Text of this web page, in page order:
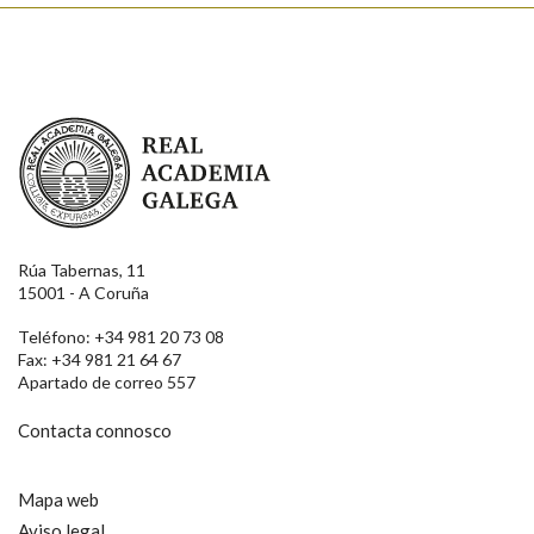
Real Academia Galega
Rúa Tabernas, 11
15001 - A Coruña
Teléfono: +34 981 20 73 08
Fax: +34 981 21 64 67
Apartado de correo 557
Contacta connosco
Mapa web